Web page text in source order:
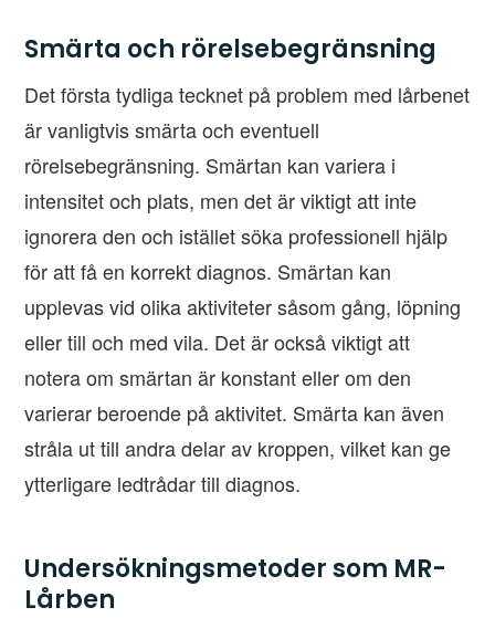
Smärta och rörelsebegränsning
Det första tydliga tecknet på problem med lårbenet
är vanligtvis smärta och eventuell
rörelsebegränsning. Smärtan kan variera i
intensitet och plats, men det är viktigt att inte
ignorera den och istället söka professionell hjälp
för att få en korrekt diagnos. Smärtan kan
upplevas vid olika aktiviteter såsom gång, löpning
eller till och med vila. Det är också viktigt att
notera om smärtan är konstant eller om den
varierar beroende på aktivitet. Smärta kan även
stråla ut till andra delar av kroppen, vilket kan ge
ytterligare ledtrådar till diagnos.
Undersökningsmetoder som MR-
Lårben